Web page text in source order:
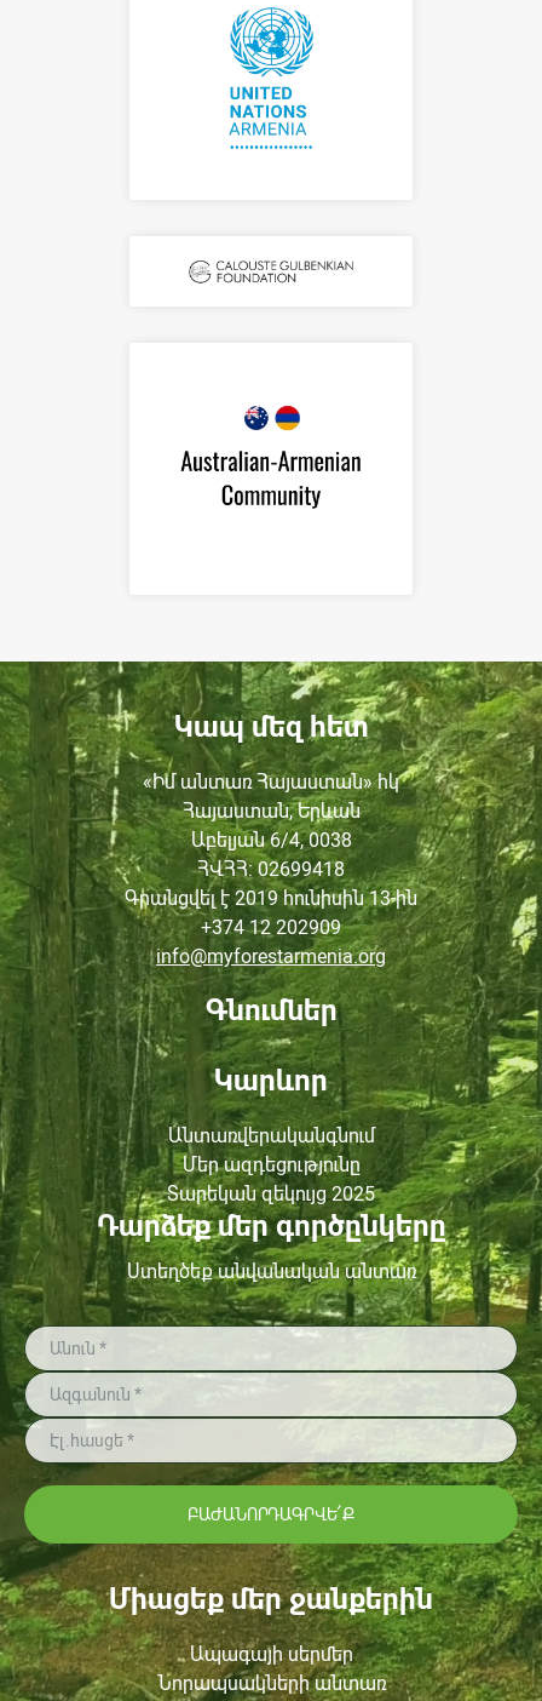
Կապ մեզ հետ
«Իմ անտառ Հայաստան» հկ
Հայաստան, Երևան
Աբելյան 6/4, 0038
ՀՎՀՀ: 02699418
Գրանցվել է 2019 հունիսին13-ին
+374 12 202909
info@myforestarmenia.org
Գնումներ
Կարևոր
Անտառվերականգնում
Մեր ազդեցությունը
Տարեկան զեկույց 2025
Դարձեք մեր գործընկերը
Ստեղծեք անվանական անտառ
ԲԱԺԱՆՈՐԴԱԳՐՎԵ՛Ք
Միացեք մեր ջանքերին
Ապագայի սերմեր
Նորապսակների անտառ